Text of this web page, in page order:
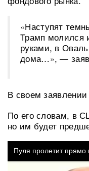
«Наступят
Трамп молился
руками, в
дома…», —
В своем заявлении
По его словам, в
но им будет